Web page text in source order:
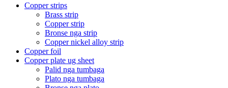
Copper strips
Brass strip
Copper strip
Bronse nga strip
Copper nickel alloy strip
Copper foil
Copper plate ug sheet
Palid nga tumbaga
Plato nga tumbaga